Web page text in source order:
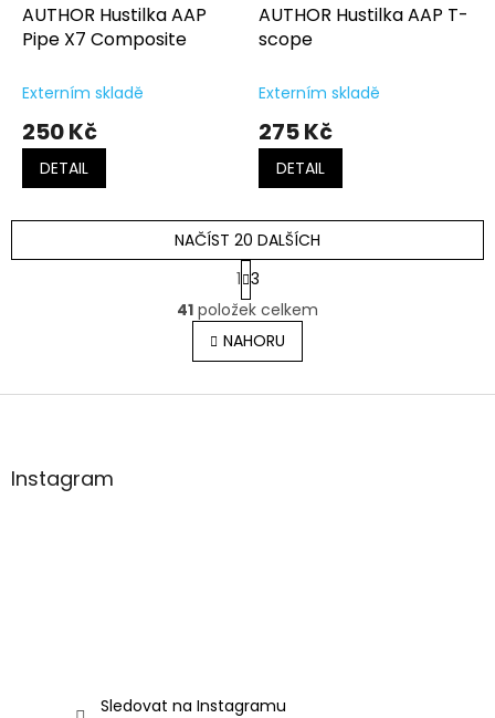
AUTHOR Hustilka AAP
Pipe X7 Composite
Externím skladě
250 Kč
DETAIL
AUTHOR Hustilka AAP T-
scope
Externím skladě
275 Kč
DETAIL
O
v
l
á
a
NAČÍST 20 DALŠÍCH
S
t
r
á
n
k
v
1 3
41 položek celkem
NAHORU
Z
aInstagram
Sledovat na Instagramu